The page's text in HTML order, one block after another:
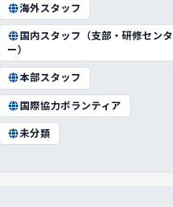
海外スタッフ
国内スタッフ（支部・研修センタ
ー）
本部スタッフ
国際協力ボランティア
未分類